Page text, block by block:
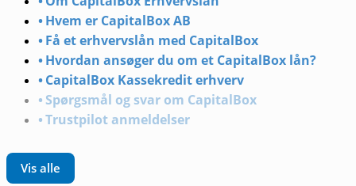
Hvem er CapitalBox AB
Få et erhvervslån med CapitalBox
Hvordan ansøger du om et CapitalBox lån?
CapitalBox Kassekredit erhverv
Spørgsmål og svar om CapitalBox
Trustpilot anmeldelser
Vis alle